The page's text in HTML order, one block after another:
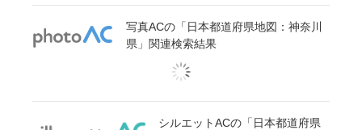
写真ACの「日本都道府県地図：神奈川
県」関連検索結果
シルエットACの「日本都道府県